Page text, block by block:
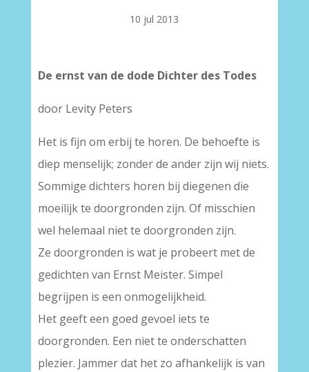
10 jul 2013
De ernst van de dode Dichter des Todes
door Levity Peters
Het is fijn om erbij te horen. De behoefte is
diep menselijk; zonder de ander zijn wij niets.
Sommige dichters horen bij diegenen die
moeilijk te doorgronden zijn. Of misschien
wel helemaal niet te doorgronden zijn.
Ze doorgronden is wat je probeert met de
gedichten van Ernst Meister. Simpel
begrijpen is een onmogelijkheid.
Het geeft een goed gevoel iets te
doorgronden. Een niet te onderschatten
plezier. Jammer dat het zo afhankelijk is van